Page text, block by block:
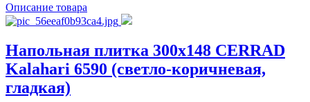
Описание товара
Напольная плитка 300x148 CERRAD
Kalahari 6590 (светло-коричневая,
гладкая)